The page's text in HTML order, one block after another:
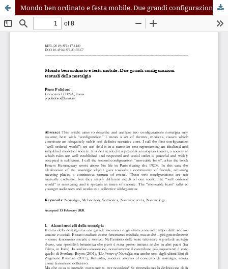
Mondo ben ordinato e festa mobile. Due grandi configurazioni testuali della nostalgia